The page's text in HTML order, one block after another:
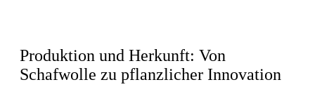
Produktion und Herkunft: Von
Schafwolle zu pflanzlicher Innovation